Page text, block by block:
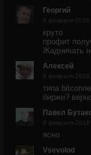
Георгий
8 февраля 2018
круто
профит
Жадничать
Алексей
8 февраля 2018
типа
биржи?
Павел
8 февраля 2018
ясно
Vsevolod